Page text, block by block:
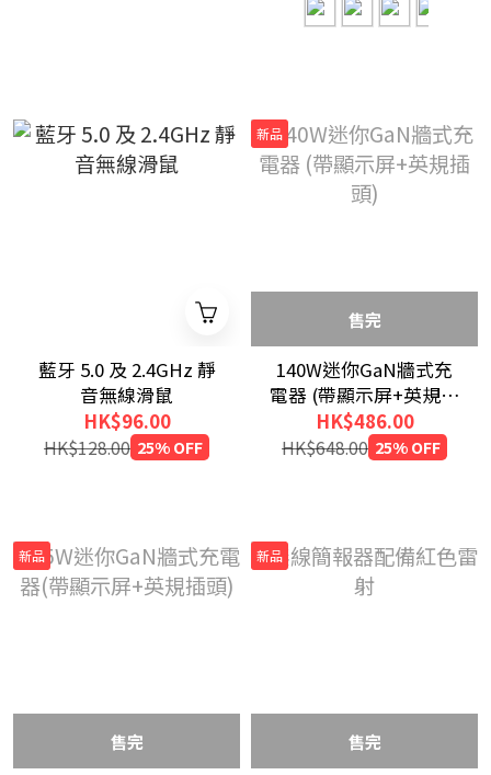
藍牙 5.0 及 2.4GHz 靜
音無線滑鼠
HK$96.00
HK$128.00 25% OFF
新品
售完
140W迷你GaN牆式充
電器 (帶顯示屏+英規插
頭)
HK$486.00
HK$648.00 25% OFF
新品
售完
新品
售完